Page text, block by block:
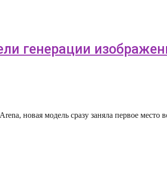
генерации
новая модель сразу заняла первое место